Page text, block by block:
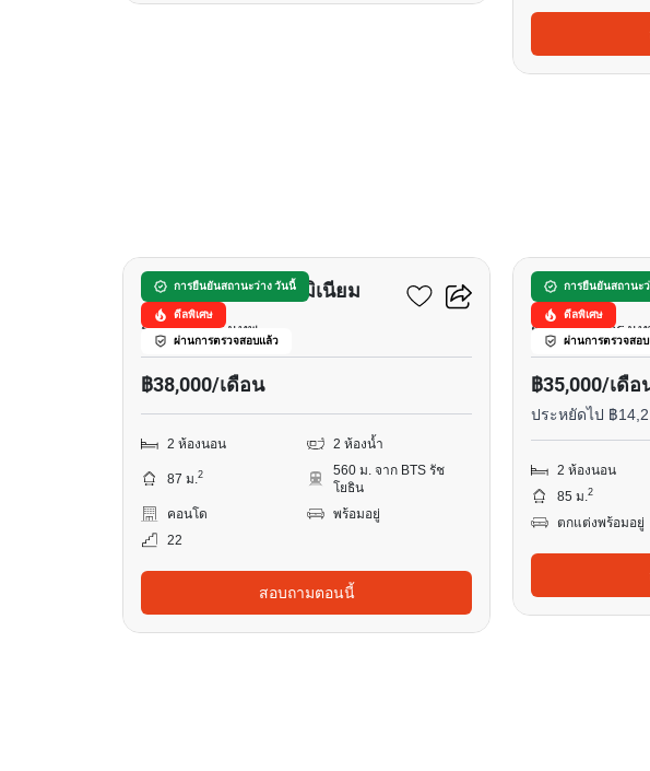
การยืนยันสถานะว่าง วันนี้
ดีลพิเศษ
ผ่านการตรวจสอบแล้ว
สาริน เพลส คอนโดมิเนียม
รัชโยธิน, กรุงเทพ
฿38,000/เดือน
2 ห้องนอน 2 ห้องน้ำ
87 ม.2
560 ม. จาก BTS รัช
โยธิน
คอนโด
พร้อมอยู่
22
สอบถามตอนนี้
การยืนยันสถานะ
ดีลพิเศษ
ผ่านการตรวจสอ
ฟอร์จูน คอน
ช่องนนทรี, กรุงเ
฿35,000/เดือ
ประหยัดไป ฿
2 ห้องนอน
85 ม.2
ตกแต่งพร้อมอยู่